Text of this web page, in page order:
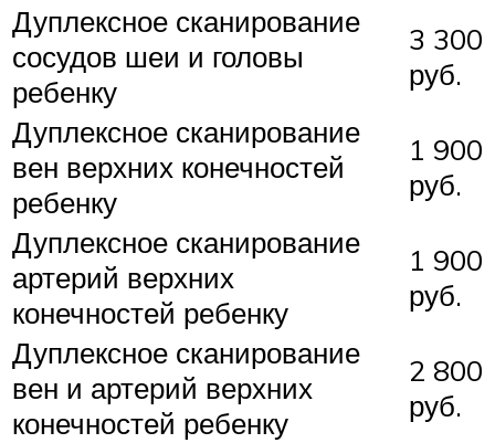
Дуплексное сканирование
сосудов шеи и головы
ребенку
3 300
руб.
Дуплексное сканирование
вен верхних конечностей
ребенку
1 900
руб.
Дуплексное сканирование
артерий верхних
конечностей ребенку
1 900
руб.
Дуплексное сканирование
вен и артерий верхних
конечностей ребенку
2 800
руб.